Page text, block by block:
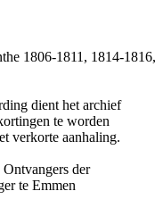
1806-1811, 1814-1816,
dient het archief
te worden
verkorte aanhaling.
der
te Emmen